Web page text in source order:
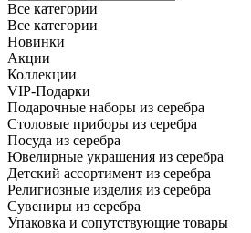
Все категории
Все категории
Новинки
Акции
Коллекции
VIP-Подарки
Подарочные наборы из серебра
Столовые приборы из серебра
Посуда из серебра
Ювелирные украшения из серебра
Детский ассортимент из серебра
Религиозные изделия из серебра
Сувениры из серебра
Упаковка и сопутствующие товары